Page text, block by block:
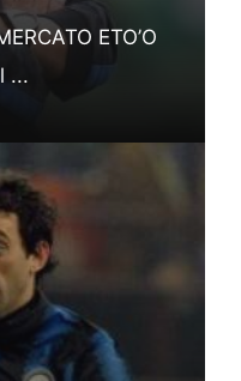
ETO’O
...